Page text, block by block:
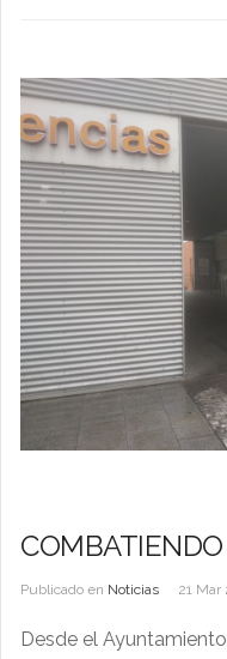
Publicado en Noticias 21 Mar
Desde el